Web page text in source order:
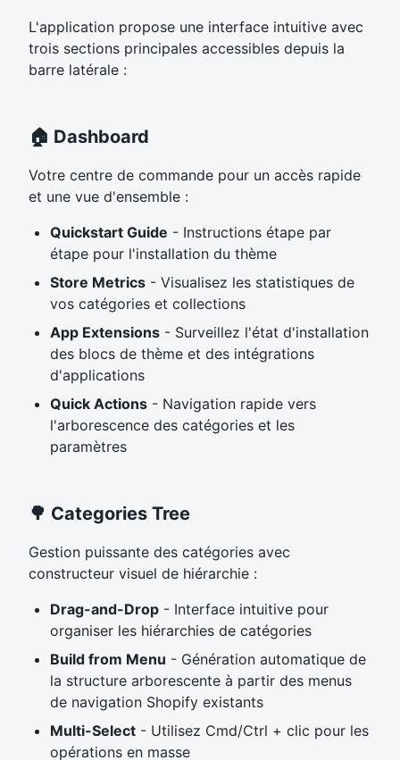
L'application propose une interface intuitive avec
trois sections principales accessibles depuis la
barre latérale :
🏠 Dashboard
Votre centre de commande pour un accès rapide
et une vue d'ensemble :
Quickstart Guide - Instructions étape par
étape pour l'installation du thème
Store Metrics - Visualisez les statistiques de
vos catégories et collections
App Extensions - Surveillez l'état d'installation
des blocs de thème et des intégrations
d'applications
Quick Actions - Navigation rapide vers
l'arborescence des catégories et les
paramètres
🌳 Categories Tree
Gestion puissante des catégories avec
constructeur visuel de hiérarchie :
Drag-and-Drop - Interface intuitive pour
organiser les hiérarchies de catégories
Build from Menu - Génération automatique de
la structure arborescente à partir des menus
de navigation Shopify existants
Multi-Select - Utilisez Cmd/Ctrl + clic pour les
opérations en masse